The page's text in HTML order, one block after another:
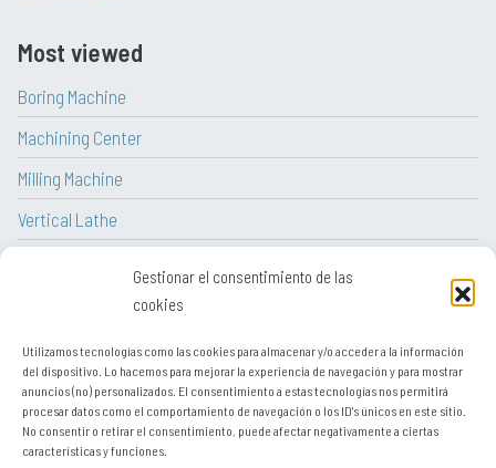
Gestionar el consentimiento de las
cookies
Utilizamos tecnologías como las cookies para almacenar y/o acceder a la información
del dispositivo. Lo hacemos para mejorar la experiencia de navegación y para mostrar
anuncios (no) personalizados. El consentimiento a estas tecnologías nos permitirá
procesar datos como el comportamiento de navegación o los ID's únicos en este sitio.
No consentir o retirar el consentimiento, puede afectar negativamente a ciertas
características y funciones.
Most viewed
Boring Machine
Machining Center
Milling Machine
Vertical Lathe
Legal notice